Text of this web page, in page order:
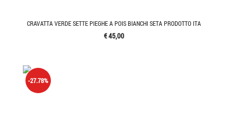
CRAVATTA VERDE SETTE PIEGHE A POIS BIANCHI SETA PRODOTTO ITA
€ 45,00
-27.78%